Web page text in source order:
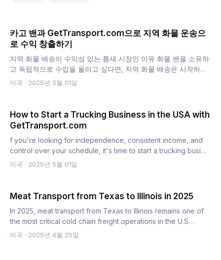
카고 밴과 GetTransport.com으로 지역 화물 운송으
로 수익 창출하기
지역 화물 배송이 수익성 있는 틈새 시장인 이유 화물 밴을 소유하
고 독립적으로 수입을 올리고 싶다면, 지역 화물 배송은 시작하기
에 가장 접근성이 좋고 수익성이 높은 방법 중 하나입니다. 전자상
미국 · 2025년 5월 01일
How to Start a Trucking Business in the USA with
GetTransport.com
f you're looking for independence, consistent income, and
control over your schedule, it's time to start a trucking busi…
미국 · 2025년 5월 01일
Meat Transport from Texas to Illinois in 2025
In 2025, meat transport from Texas to Illinois remains one of
the most critical cold chain freight operations in the U.S…
미국 · 2025년 4월 25일